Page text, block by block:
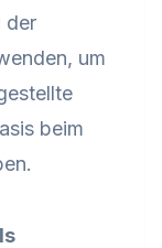
der
um
beim